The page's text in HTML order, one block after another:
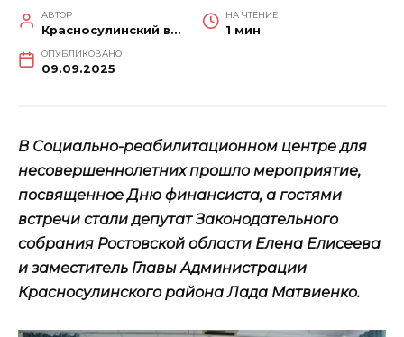
АВТОР
Красносулинский вестник
НА ЧТЕНИЕ
1 мин
ОПУБЛИКОВАНО
09.09.2025
В Социально-реабилитационном центре для
несовершеннолетних прошло мероприятие,
посвященное Дню финансиста, а гостями
встречи стали депутат Законодательного
собрания Ростовской области Елена Елисеева
и заместитель Главы Администрации
Красносулинского района Лада Матвиенко.